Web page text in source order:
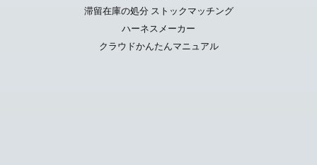
滞留在庫の処分 ストックマッチング
ハーネスメーカー
クラウドかんたんマニュアル